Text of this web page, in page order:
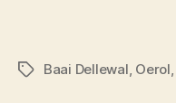
TagsBaai Dellewal Oerol